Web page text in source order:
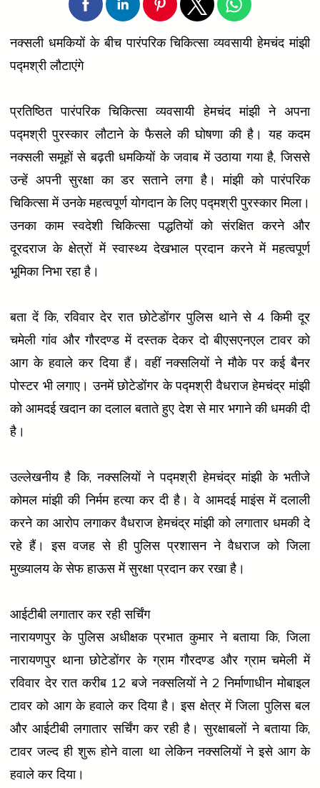
नक्सली धमकियों के बीच पारंपरिक चिकित्सा व्यवसायी हेमचंद मांझी
पद्मश्री लौटाएंगे
प्रतिष्ठित पारंपरिक चिकित्सा व्यवसायी हेमचंद मांझी ने अपना
पद्मश्री पुरस्कार लौटाने के फैसले की घोषणा की है। यह कदम
नक्सली समूहों से बढ़ती धमकियों के जवाब में उठाया गया है, जिससे
उन्हें अपनी सुरक्षा का डर सताने लगा है। मांझी को पारंपरिक
चिकित्सा में उनके महत्वपूर्ण योगदान के लिए पद्मश्री पुरस्कार मिला।
उनका काम स्वदेशी चिकित्सा पद्धतियों को संरक्षित करने और
दूरदराज के क्षेत्रों में स्वास्थ्य देखभाल प्रदान करने में महत्वपूर्ण
भूमिका निभा रहा है।
बता दें कि, रविवार देर रात छोटेडोंगर पुलिस थाने से 4 किमी दूर
चमेली गांव और गौरदण्ड में दस्तक देकर दो बीएसएनएल टावर को
आग के हवाले कर दिया हैं। वहीं नक्सलियों ने मौके पर कई बैनर
पोस्टर भी लगाए। उनमें छोटेडोंगर के पद्मश्री वैधराज हेमचंद्र मांझी
को आमदई खदान का दलाल बताते हुए देश से मार भगाने की धमकी दी
है।
उल्लेखनीय है कि, नक्सलियों ने पद्मश्री हेमचंद्र मांझी के भतीजे
कोमल मांझी की निर्मम हत्या कर दी है। वे आमदई माइंस में दलाली
करने का आरोप लगाकर वैधराज हेमचंद्र मांझी को लगातार धमकी दे
रहे हैं। इस वजह से ही पुलिस प्रशासन ने वैधराज को जिला
मुख्यालय के सेफ हाऊस में सुरक्षा प्रदान कर रखा है।
आईटीबी लगातार कर रही सर्चिंग
नारायणपुर के पुलिस अधीक्षक प्रभात कुमार ने बताया कि, जिला
नारायणपुर थाना छोटेडोंगर के ग्राम गौरदण्ड और ग्राम चमेली में
रविवार देर रात करीब 12 बजे नक्सलियों ने 2 निर्माणाधीन मोबाइल
टावर को आग के हवाले कर दिया है। इस क्षेत्र में जिला पुलिस बल
और आईटीबी लगातार सर्चिंग कर रही है। सुरक्षाबलों ने बताया कि,
टावर जल्द ही शुरू होने वाला था लेकिन नक्सलियों ने इसे आग के
हवाले कर दिया।